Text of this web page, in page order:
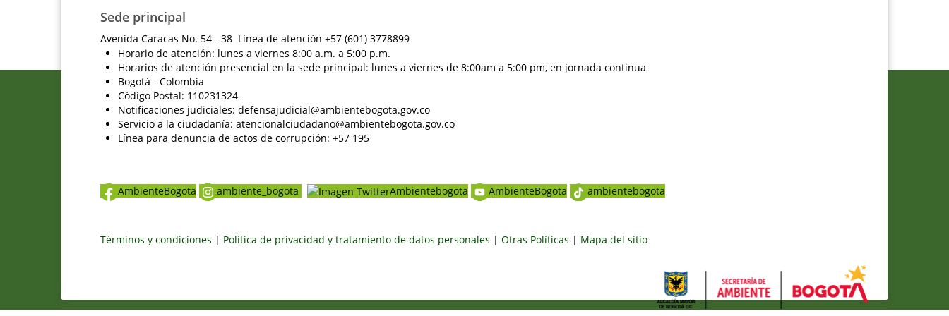
Sede principal
Avenida Caracas No. 54 - 38 Línea de atención +57 (601) 3778899
Horario de atención: lunes a viernes 8:00 a.m. a 5:00 p.m.
Horarios de atención presencial en la sede principal: lunes a viernes de 8:00am a 5:00 pm, en jornada continua
Bogotá - Colombia
Código Postal: 110231324
Notificaciones judiciales: defensajudicial@ambientebogota.gov.co
Servicio a la ciudadanía: atencionalciudadano@ambientebogota.gov.co
Línea para denuncia de actos de corrupción: +57 195
AmbienteBogota ambiente_bogota Ambientebogota AmbienteBogota ambientebogota
Términos y condiciones | Política de privacidad y tratamiento de datos personales | Otras Políticas | Mapa del sitio